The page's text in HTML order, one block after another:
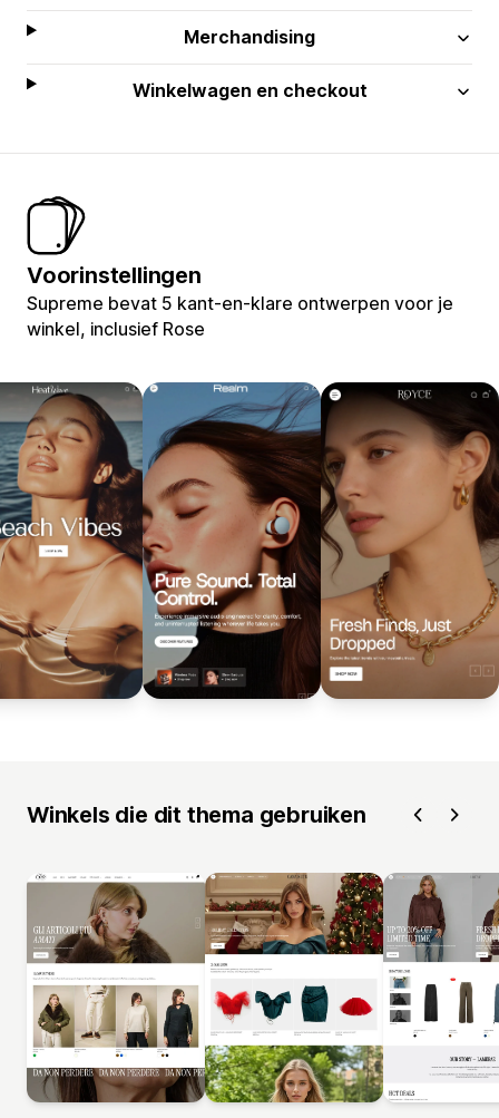
Merchandising
Winkelwagen en checkout
Voorinstellingen
Supreme bevat 5 kant-en-klare ontwerpen voor je
winkel, inclusief Rose
Winkels die dit thema gebruiken